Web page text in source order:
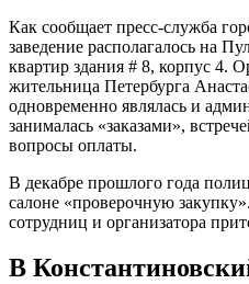
Как сообщает пресс-служба
заведение располагалось на
квартир здания # 8, корпус 4.
жительница Петербурга
одновременно являлась и
занималась «заказами»,
вопросы оплаты.
В декабре прошлого года
салоне «проверочную
сотрудниц и организатора
В